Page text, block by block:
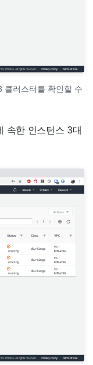
클러스터를 확인할 수
속한 인스턴스 3대